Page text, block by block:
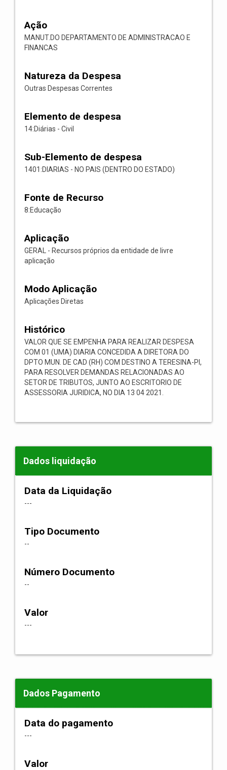
Ação
MANUT.DO DEPARTAMENTO DE ADMINISTRACAO E
FINANCAS
Natureza da Despesa
Outras Despesas Correntes
Elemento de despesa
14:Diárias - Civil
Sub-Elemento de despesa
1401:DIARIAS - NO PAIS (DENTRO DO ESTADO)
Fonte de Recurso
8:Educação
Aplicação
GERAL - Recursos próprios da entidade de livre
aplicação
Modo Aplicação
Aplicações Diretas
Histórico
VALOR QUE SE EMPENHA PARA REALIZAR DESPESA
COM 01 (UMA) DIARIA CONCEDIDA A DIRETORA DO
DPTO MUN. DE CAD (RH) COM DESTINO A TERESINA-PI,
PARA RESOLVER DEMANDAS RELACIONADAS AO
SETOR DE TRIBUTOS, JUNTO AO ESCRITORIO DE
ASSESSORIA JURIDICA, NO DIA 13 04 2021.
Dados liquidação
Data da Liquidação
---
Tipo Documento
--
Número Documento
--
Valor
---
Dados Pagamento
Data do pagamento
---
Valor